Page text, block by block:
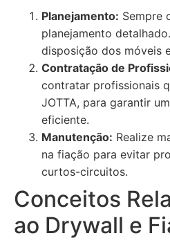
Planejamento: Sempre
planejamento
disposição dos móveis
Contratação de
contratar profissionais
JOTTA, para garantir
eficiente.
Manutenção: Realize
na fiação para evitar
curtos-circuitos.
Conceitos
ao Drywall e